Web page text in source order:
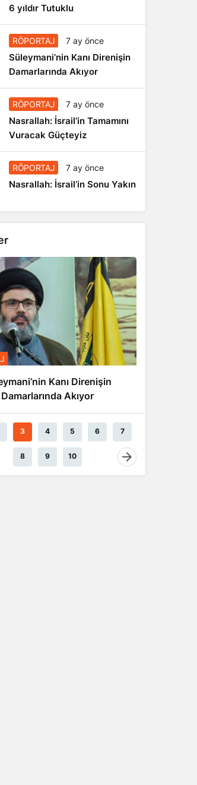
6 yıldır Tutuklu
RÖPORTAJ 7 ay önce
Süleymani’nin Kanı Direnişin
Damarlarında Akıyor
RÖPORTAJ 7 ay önce
Nasrallah: İsrail’in Tamamını
Vuracak Güçteyiz
RÖPORTAJ 7 ay önce
Nasrallah: İsrail’in Sonu Yakın
Kanı Direnişin
Damarlarında Akıyor
3 4 5 6 7
8 9 10